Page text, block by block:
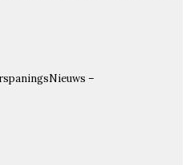
–